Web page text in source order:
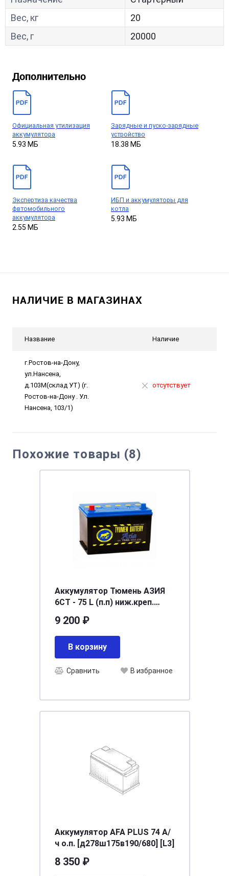
Вес, кг
20
Вес, г
20000
Дополнительно
Официальная утилизация
аккумулятора
5.93 МБ
Зарядные и пуско-зарядные
устройство
18.38 МБ
Экспертиза качества
фвтомобильного
аккумулятора
2.55 МБ
ИБП и аккумуляторы для
котла
5.93 МБ
НАЛИЧИЕ В МАГАЗИНАХ
Название Наличие
г.Ростов-на-Дону,
ул.Нансена,
д.103М(склад УТ) (г.
Ростов-на-Дону . Ул.
Нансена, 103/1)
отсутствует
Похожие товары (8)
Аккумулятор Тюмень АЗИЯ
6СТ - 75 L (п.п) ниж.креп.
9 200 ₽
В корзину
Сравнить В избранное
Аккумулятор AFA PLUS 74 А/
ч о.п. [д278ш175в190/680] [L3]
8 350 ₽